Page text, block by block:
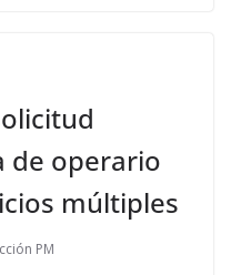
de operario
múltiples
PM